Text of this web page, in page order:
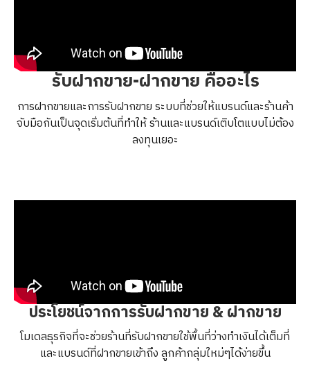
รับฝากขาย-ฝากขาย คืออะไร
การฝากขายและการรับฝากขาย ระบบที่ช่วยให้แบรนด์และร้านค้า
จับมือกันเป็นจุดเริ่มต้นที่ทำให้ ร้านและแบรนด์เติบโตแบบไม่ต้อง
ลงทุนเยอะ
ประโยชน์จากการรับฝากขาย & ฝากขาย
โมเดลธุรกิจที่จะช่วยร้านที่รับฝากขายใช้พื้นที่ว่างทำเงินได้เต็มที่
และแบรนด์ที่ฝากขายเข้าถึง ลูกค้ากลุ่มใหม่ๆได้ง่ายขึ้น